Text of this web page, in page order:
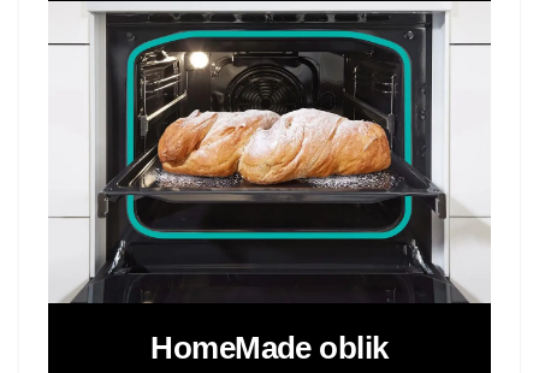
HomeMade oblik